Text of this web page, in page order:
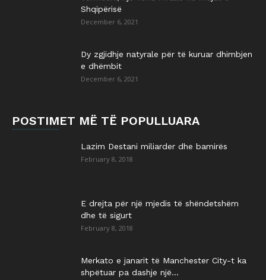
Shqipërisë
December 6, 2021
Dy zgjidhje natyrale për të kuruar dhimbjen
e dhëmbit
December 6, 2021
POSTIMET MË TË POPULLUARA
Lazim Destani miliarder dhe bamirës
February 8, 2018
E drejta për një mjedis të shëndetshëm
dhe të sigurt
February 8, 2018
Merkato e janarit të Manchester City-t ka
shpëtuar pa dashje një...